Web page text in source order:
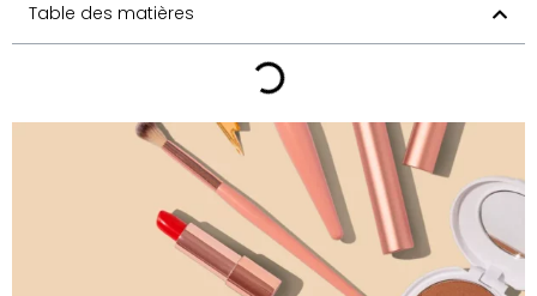
Table des matières